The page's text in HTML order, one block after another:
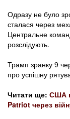
Одразу не було
сталася через
Центральне
розслідують.
Трамп зранку 9
про успішну
Читати ще: США
Patriot через